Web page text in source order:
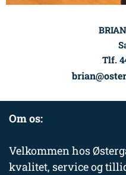
Tlf.
Om os:
Velkommen hos
kvalitet, service og